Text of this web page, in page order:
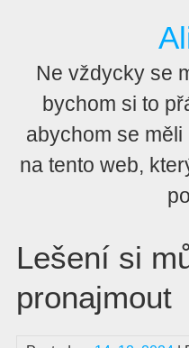
Ne vždycky se
bychom si to
abychom se
na tento web,
Lešení si
pronajmout